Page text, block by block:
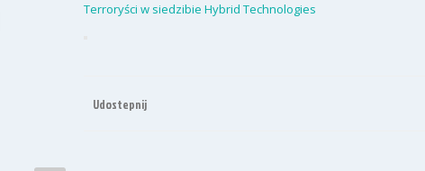
Terroryści w siedzibie Hybrid Technologies
Udostepnij